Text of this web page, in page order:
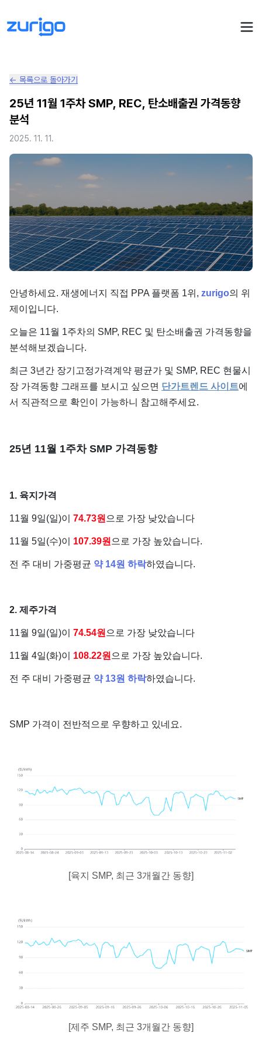
PPA 계약
수요기업 PPA 계산
발전소 PPA 계산
PPA 관리
PPA 모니터링
전기요금 시뮬레이션 NEW
PPA 매뉴얼
AI 컨설턴트 UPDATED
PPA 플레이
성공사례
에너지브리핑
단가
회사소개
← 목록으로 돌아가기
25년 11월 1주차 SMP, REC, 탄소배출권 가격동향
분석
2025. 11. 11.
안녕하세요. 재생에너지 직접 PPA 플랫폼 1위, zurigo의 위
제이입니다.
오늘은 11월 1주차의 SMP, REC 및 탄소배출권 가격동향을
분석해보겠습니다.
최근 3년간 장기고정가격계약 평균가 및 SMP, REC 현물시
장 가격동향 그래프를 보시고 싶으면 단가트렌드 사이트에
서 직관적으로 확인이 가능하니 참고해주세요.
25년 11월 1주차 SMP 가격동향
1. 육지가격
11월 9일(일)이 74.73원 으로 가장 낮았습니다
11월 5일(수)이 107.39원 으로 가장 높았습니다.
전 주 대비 가중평균 약 14원 하락하였습니다.
2. 제주가격
11월 9일(일)이 74.54원 으로 가장 낮았습니다
11월 4일(화)이 108.22원 으로 가장 높았습니다.
전 주 대비 가중평균 약 13원 하락하였습니다.
SMP 가격이 전반적으로 우향하고 있네요.
[육지 SMP, 최근 3개월간 동향]
[제주 SMP, 최근 3개월간 동향]